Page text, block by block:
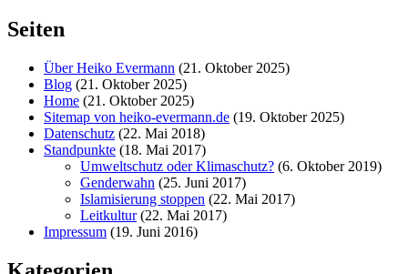
Seiten
Über Heiko Evermann (21. Oktober 2025)
Blog (21. Oktober 2025)
Home (21. Oktober 2025)
Sitemap von heiko-evermann.de (19. Oktober 2025)
Datenschutz (22. Mai 2018)
Standpunkte (18. Mai 2017)
Umweltschutz oder Klimaschutz? (6. Oktober 2019)
Genderwahn (25. Juni 2017)
Islamisierung stoppen (22. Mai 2017)
Leitkultur (22. Mai 2017)
Impressum (19. Juni 2016)